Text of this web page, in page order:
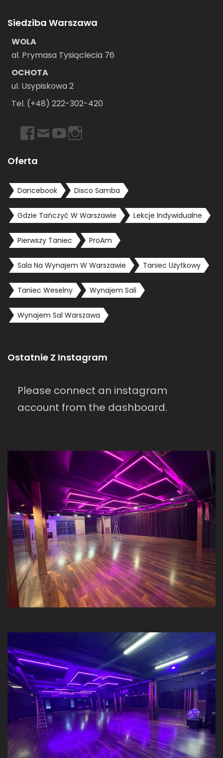
Siedziba Warszawa
WOLA
al. Prymasa Tysiąclecia 76
OCHOTA
ul. Usypiskowa 2
Tel. (+48) 222-302-420
https://www.facebook.com/dancebookwarszawa
Emailhttps://www.youtube.com/user/dancebookpl
Oferta
Dancebook Disco Samba
Gdzie Tańczyć W Warszawie Lekcje Indywidualne
Pierwszy Taniec ProAm
Sala Na Wynajem W Warszawie Taniec Użytkowy
Taniec Weselny Wynajem Sali
Wynajem Sal Warszawa
Ostatnie Z Instagram
Please connect an instagram
account from the dashboard.